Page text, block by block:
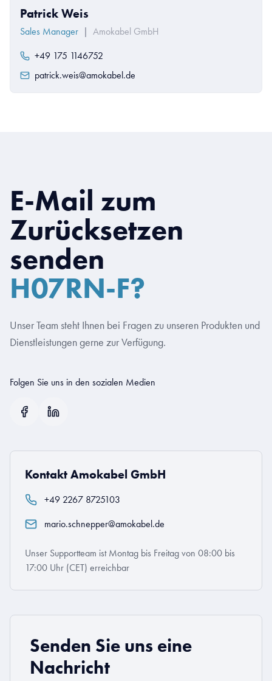
Patrick Weis
Sales Manager | Amokabel GmbH
+49 175 1146752
patrick.weis@amokabel.de
E-Mail zum
Zurücksetzen
senden
H07RN-F?
Unser Team steht Ihnen bei Fragen zu unseren Produkten und
Dienstleistungen gerne zur Verfügung.
Folgen Sie uns in den sozialen Medien
Kontakt Amokabel GmbH
+49 2267 8725103
mario.schnepper@amokabel.de
Unser Supportteam ist Montag bis Freitag von 08:00 bis
17:00 Uhr (CET) erreichbar
Senden Sie uns eine
Nachricht